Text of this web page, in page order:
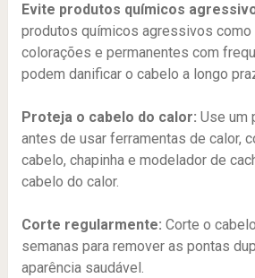
Evite produtos químicos
produtos químicos agressivos como
colorações e permanentes com
podem danificar o cabelo a longo
Proteja o cabelo do calor: Use um
antes de usar ferramentas de calor,
cabelo, chapinha e modelador de
cabelo do calor.
Corte regularmente: Corte o
semanas para remover as pontas
aparência saudável.